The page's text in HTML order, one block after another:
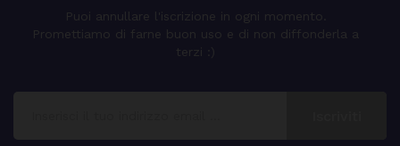
Puoi annullare l'iscrizione in ogni momento.
Promettiamo di farne buon uso e di non diffonderla a
terzi :)